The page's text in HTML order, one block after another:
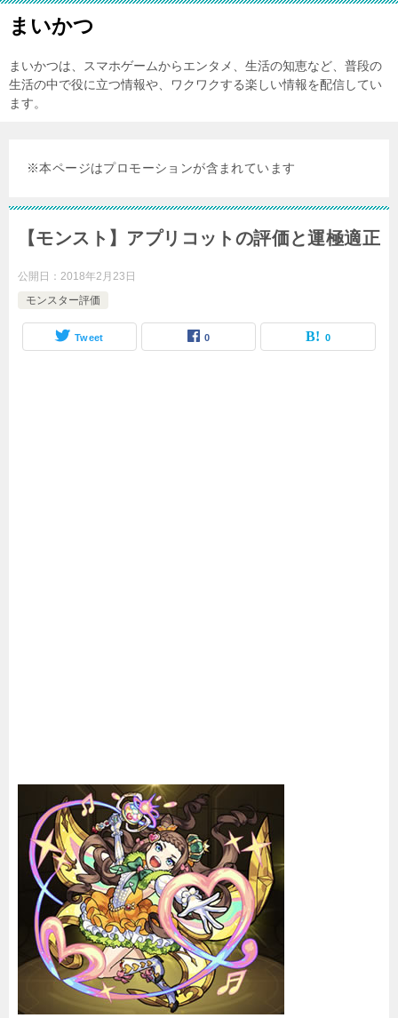
まいかつ
まいかつは、スマホゲームからエンタメ、生活の知恵など、普段の
生活の中で役に立つ情報や、ワクワクする楽しい情報を配信してい
ます。
※本ページはプロモーションが含まれています
【モンスト】アプリコットの評価と運極適正
公開日： 2018年2月23日
モンスター評価
Tweet 0 0